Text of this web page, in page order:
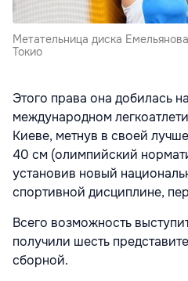
Метательница диска
Токио
Этого права она добилась
международном
Киеве, метнув в своей
40 см (олимпийский
установив новый
спортивной дисциплине,
Всего возможность
получили шесть
сборной.